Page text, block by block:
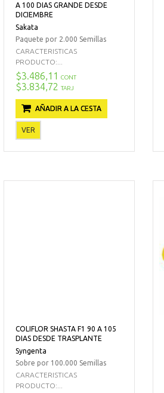
A 100 DIAS GRANDE DESDE
DICIEMBRE
Sakata
Paquete por 2.000 Semillas
CARACTERISTICAS
PRODUCTO:...
$3.486,11 CONT
$3.834,72 TARJ
AÑADIR A LA CESTA
VER
COLIFLOR SHASTA F1 90 A 105
DIAS DESDE TRASPLANTE
Syngenta
Sobre por 100.000 Semillas
CARACTERISTICAS
PRODUCTO:...